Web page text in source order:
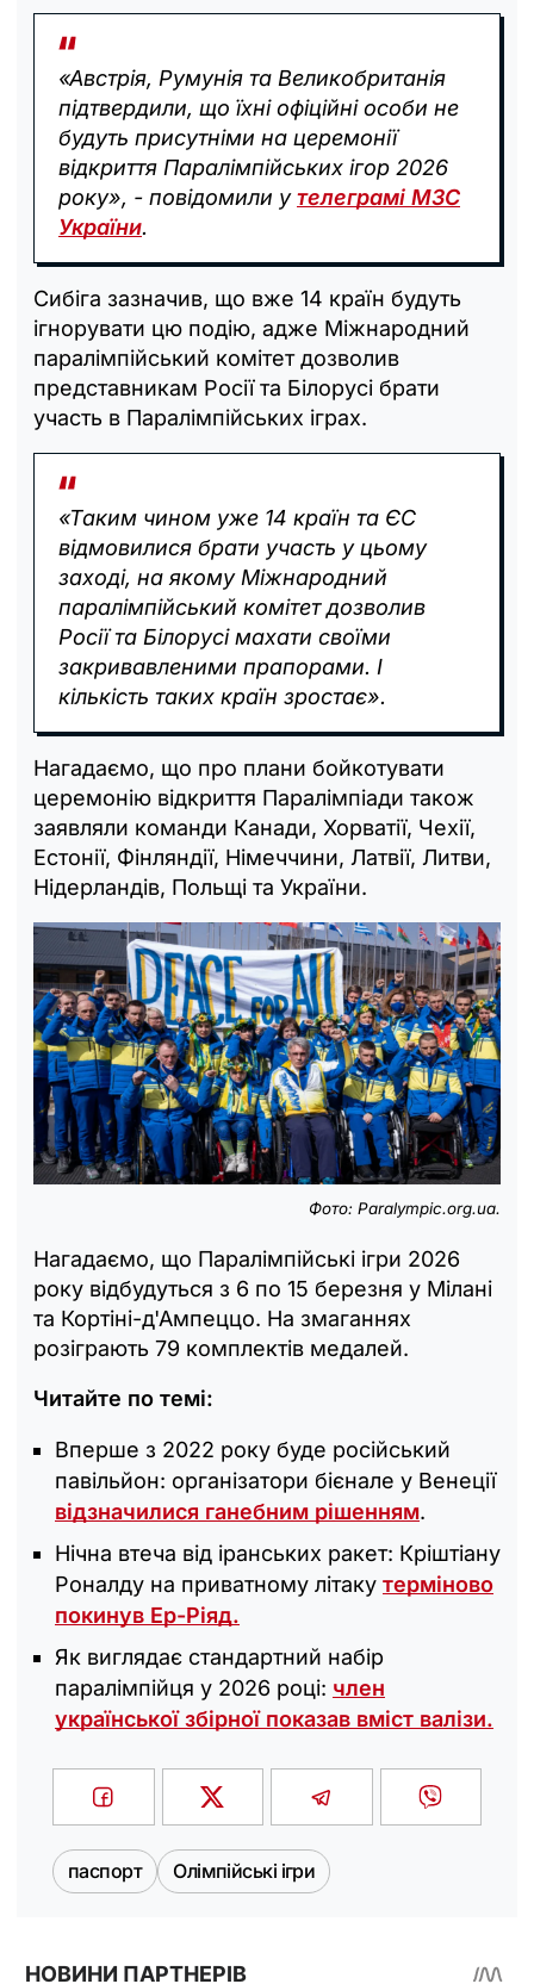
«Австрія, Румунія та Великобританія
підтвердили, що їхні офіційні особи не
будуть присутніми на церемонії
відкриття Паралімпійських ігор 2026
року», - повідомили утелеграмі МЗС
України.
Сибіга зазначив, що вже 14 країн будуть
ігнорувати цю подію, адже Міжнародний
паралімпійський комітет дозволив
представникам Росії та Білорусі брати
участь в Паралімпійських іграх.
«Таким чином уже 14 країн та ЄС
відмовилися брати участь у цьому
заході, на якому Міжнародний
паралімпійський комітет дозволив
Росії та Білорусі махати своїми
закривавленими прапорами. І
кількість таких країн зростає».
Нагадаємо, що про плани бойкотувати
церемонію відкриття Паралімпіади також
заявляли команди Канади, Хорватії, Чехії,
Естонії, Фінляндії, Німеччини, Латвії, Литви,
Нідерландів, Польщі та України.
Фото: Рaralympic.org.ua.
Нагадаємо, що Паралімпійські ігри 2026
року відбудуться з 6 по 15 березня у Мілані
та Кортіні-д'Ампеццо. На змаганнях
розіграють 79 комплектів медалей.
Читайте по темі:
Вперше з 2022 року буде російський
павільйон: організатори бієнале у Венеції
відзначилися ганебним рішенням.
Нічна втеча від іранських ракет: Кріштіану
Роналду на приватному літаку терміново
покинув Ер-Ріяд.
Як виглядає стандартний набір
паралімпійця у 2026 році: член
української збірної показав вміст валізи.
паспорт Олімпійські ігри